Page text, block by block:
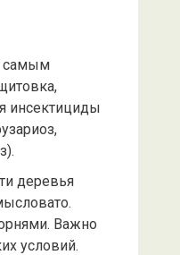
самым
инсектициды
деревья
Важно
условий.